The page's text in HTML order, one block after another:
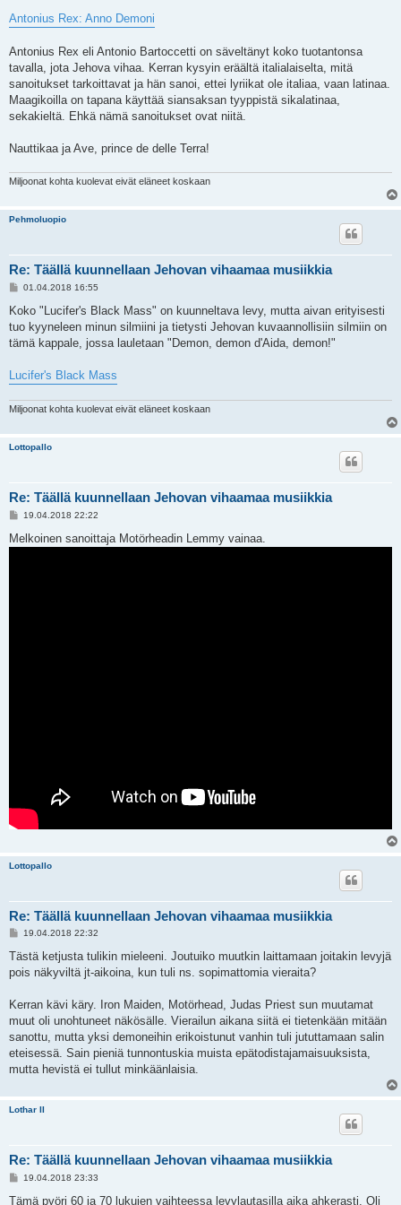
Antonius Rex: Anno Demoni
Antonius Rex eli Antonio Bartoccetti on säveltänyt koko tuotantonsa
tavalla, jota Jehova vihaa. Kerran kysyin eräältä italialaiselta, mitä
sanoitukset tarkoittavat ja hän sanoi, ettei lyriikat ole italiaa, vaan latinaa.
Maagikoilla on tapana käyttää siansaksan tyyppistä sikalatinaa,
sekakieltä. Ehkä nämä sanoitukset ovat niitä.
Nauttikaa ja Ave, prince de delle Terra!
Miljoonat kohta kuolevat eivät eläneet koskaan
Pehmoluopio
Re: Täällä kuunnellaan Jehovan vihaamaa musiikkia
V
e
t
i
01.04.2018 16:55
Koko "Lucifer's Black Mass" on kuunneltava levy, mutta aivan erityisesti
tuo kyyneleen minun silmiini ja tietysti Jehovan kuvaannollisiin silmiin on
tämä kappale, jossa lauletaan "Demon, demon d'Aida, demon!"
Lucifer's Black Mass
Miljoonat kohta kuolevat eivät eläneet koskaan
Lottopallo
Re: Täällä kuunnellaan Jehovan vihaamaa musiikkia
V
e
s
19.04.2018 22:22
Melkoinen sanoittaja Motörheadin Lemmy vainaa.
Lottopallo
Re: Täällä kuunnellaan Jehovan vihaamaa musiikkia
V
e
t
19.04.2018 22:32
Tästä ketjusta tulikin mieleeni. Joutuiko muutkin laittamaan joitakin levyjä
pois näkyviltä jt-aikoina, kun tuli ns. sopimattomia vieraita?
Kerran kävi käry. Iron Maiden, Motörhead, Judas Priest sun muutamat
muut oli unohtuneet näkösälle. Vierailun aikana siitä ei tietenkään mitään
sanottu, mutta yksi demoneihin erikoistunut vanhin tuli jututtamaan salin
eteisessä. Sain pieniä tunnontuskia muista epätodistajamaisuuksista,
mutta hevistä ei tullut minkäänlaisia.
Lothar II
Re: Täällä kuunnellaan Jehovan vihaamaa musiikkia
V
e
19.04.2018 23:33
Tämä pyöri 60 ja 70 lukujen vaihteessa levylautasilla aika ahkerasti. Oli